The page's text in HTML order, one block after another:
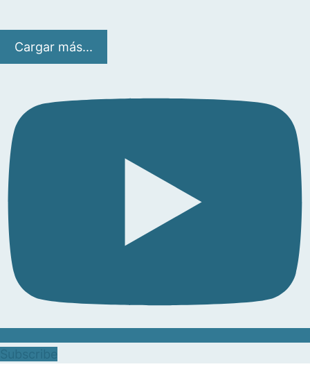
Cargar más...